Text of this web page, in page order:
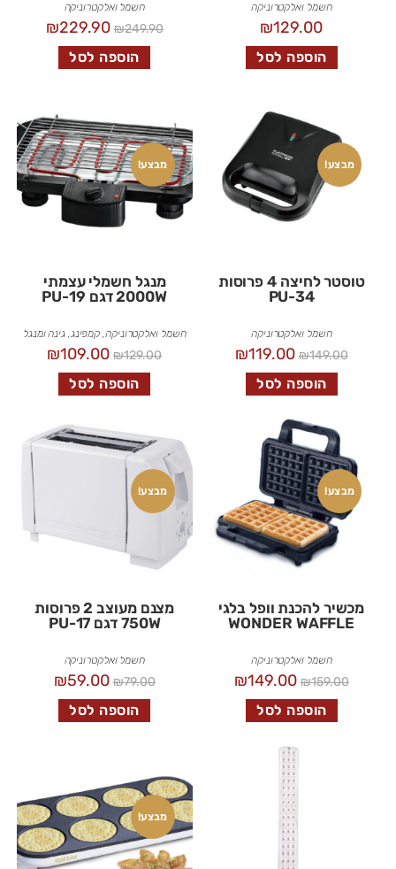
חשמל ואלקטרוניקה
₪129.00
הוספה לסל
חשמל ואלקטרוניקה
₪249.90
₪229.90
הוספה לסל
מבצע!
טוסטר לחיצה 4 פרוסות
PU-34
חשמל ואלקטרוניקה
₪149.00
₪119.00
הוספה לסל
מבצע!
מנגל חשמלי עצמתי
2000W דגם PU-19
חשמל ואלקטרוניקה, קמפינג, גינה ומנגל
₪129.00
₪109.00
הוספה לסל
מבצע!
מכשיר להכנת וופל בלגי
WONDER WAFFLE
חשמל ואלקטרוניקה
₪159.00
₪149.00
הוספה לסל
מבצע!
מצנם מעוצב 2 פרוסות
750W דגם PU-17
חשמל ואלקטרוניקה
₪79.00
₪59.00
הוספה לסל
מבצע!